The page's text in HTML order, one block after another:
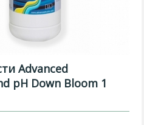
Advanced
pH Down Bloom 1